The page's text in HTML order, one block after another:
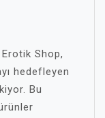
Shop,
hedefleyen
Bu